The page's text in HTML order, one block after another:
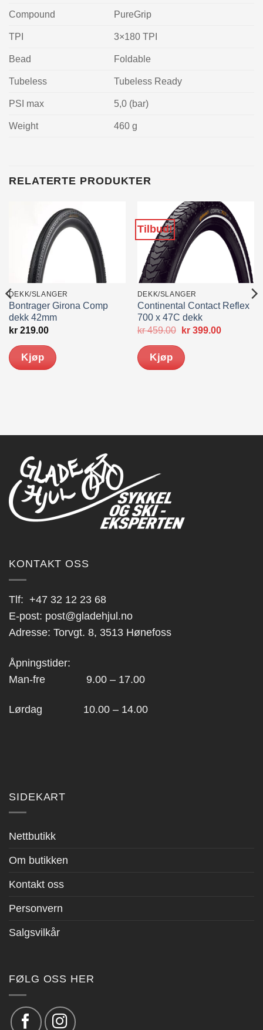
Compound PureGrip
TPI 3×180 TPI
Bead Foldable
Tubeless Tubeless Ready
PSI max 5,0 (bar)
Weight 460 g
RELATERTE PRODUKTER
DEKK/SLANGER
Bontrager Girona Comp
dekk 42mm
kr219.00
Kjøp
Tilbud!
DEKK/SLANGER
Continental Contact Reflex
700 x 47C dekk
kr459.00
Opprinnelig
var:
kr 459.00.
kr399.00
Kjøp
KONTAKT OSS
Tlf: +47 32 12 23 68
E-post: post@gladehjul.no
Adresse: Torvgt. 8, 3513 Hønefoss
Åpningstider:
Man-fre 9.00 – 17.00
Lørdag 10.00 – 14.00
SIDEKART
Nettbutikk
Om butikken
Kontakt oss
Personvern
Salgsvilkår
FØLG OSS HER